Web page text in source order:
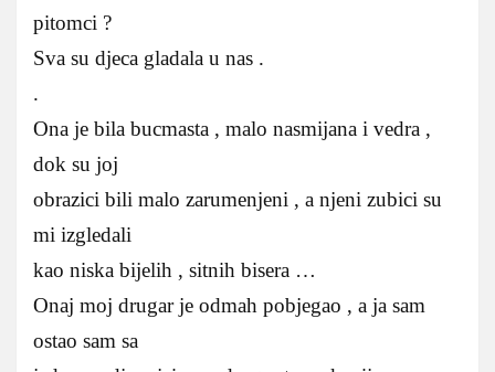
pitomci ?
Sva su djeca gladala u nas .
.
Ona je bila bucmasta , malo nasmijana i vedra ,
dok su joj
obrazici bili malo zarumenjeni , a njeni zubici su
mi izgledali
kao niska bijelih , sitnih bisera …
Onaj moj drugar je odmah pobjegao , a ja sam
ostao sam sa